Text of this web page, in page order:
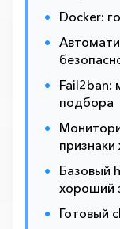
Docker:
Fail2ban:
подбора
признаки
Базовый
хороший
Готовый